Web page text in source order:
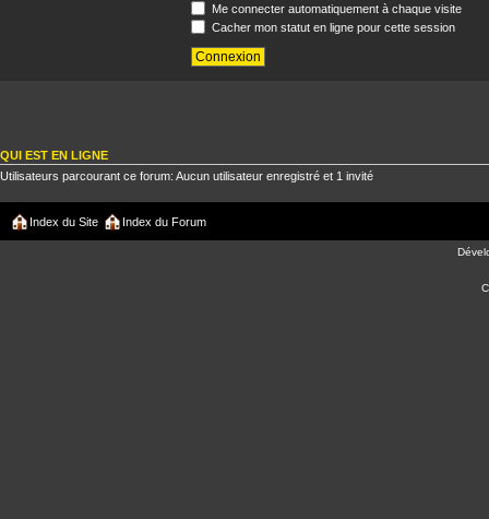
Me connecter automatiquement à chaque visite
Cacher mon statut en ligne pour cette session
QUI EST EN LIGNE
Utilisateurs parcourant ce forum: Aucun utilisateur enregistré et 1 invité
Index du Site Index du Forum